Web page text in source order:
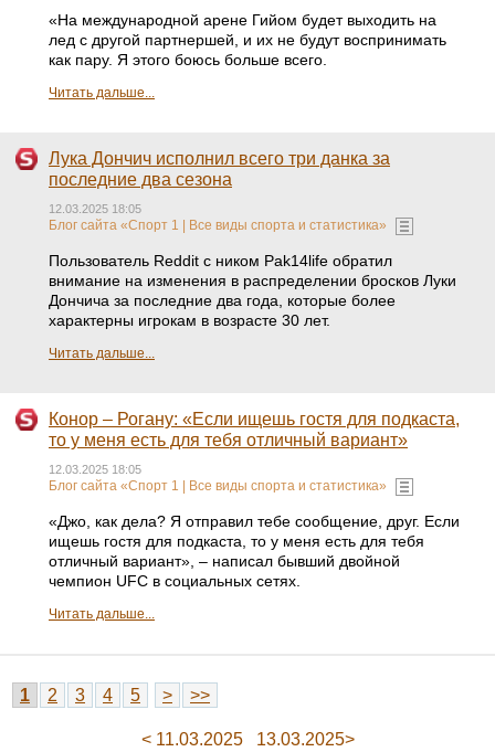
«На международной арене Гийом будет выходить на
лед с другой партнершей, и их не будут воспринимать
как пару. Я этого боюсь больше всего.
Читать дальше...
Лука Дончич исполнил всего три данка за
последние два сезона
12.03.2025 18:05
Блог сайта «Спорт 1 | Все виды спорта и статистика»
Пользователь Reddit с ником Pak14life обратил
внимание на изменения в распределении бросков Луки
Дончича за последние два года, которые более
характерны игрокам в возрасте 30 лет.
Читать дальше...
Конор – Рогану: «Если ищешь гостя для подкаста,
то у меня есть для тебя отличный вариант»
12.03.2025 18:05
Блог сайта «Спорт 1 | Все виды спорта и статистика»
«Джо, как дела? Я отправил тебе сообщение, друг. Если
ищешь гостя для подкаста, то у меня есть для тебя
отличный вариант», – написал бывший двойной
чемпион UFC в социальных сетях.
Читать дальше...
1 2 3 4 5 > >>
< 11.03.2025 13.03.2025>